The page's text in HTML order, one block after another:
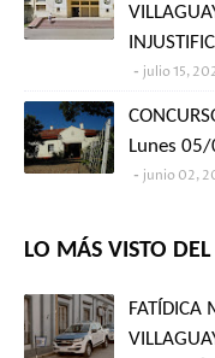
julio 15,
Lunes
junio 02,
LO MÁS VISTO
FATÍDICA